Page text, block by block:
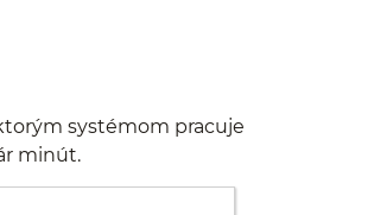
systémom pracuje
minút.